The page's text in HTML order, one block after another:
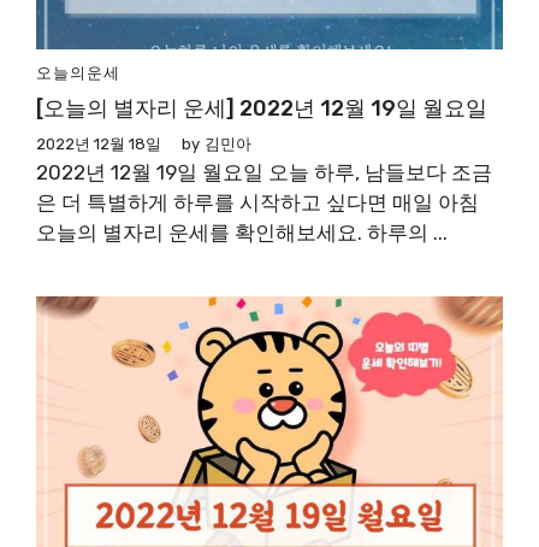
오늘의운세
[오늘의 별자리 운세] 2022년 12월 19일 월요일
2022년 12월 18일 by 김민아
2022년 12월 19일 월요일 오늘 하루, 남들보다 조금
은 더 특별하게 하루를 시작하고 싶다면 매일 아침
오늘의 별자리 운세를 확인해보세요. 하루의 ...